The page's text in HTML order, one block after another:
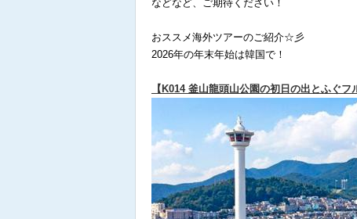
などなど、ご期待ください！
おススメ海外ツアーのご紹介☆彡
2026年の年末年始は韓国で！
【K014 釜山龍頭山公園の初日の出とふぐフ